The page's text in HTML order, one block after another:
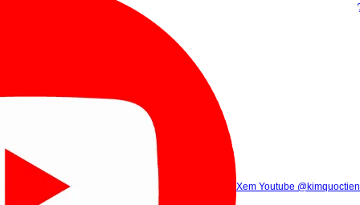
Xem Tik Tok
(8h00 - 21h30)
(8h00 -
Gọi điện (8h00 - 21h30)
Xem Youtube @kimquoctien